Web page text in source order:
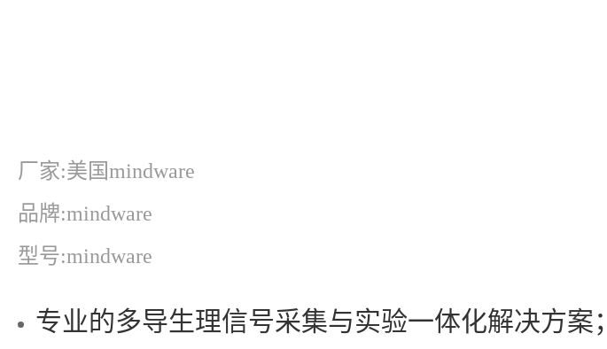
厂家:美国mindware
品牌:mindware
型号:mindware
专业的多导生理信号采集与实验一体化解决方案；